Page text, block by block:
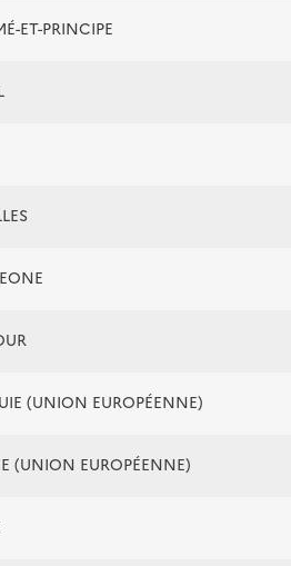
ET-PRINCIPE
(UNION EUROPÉENNE)
(UNION EUROPÉENNE)